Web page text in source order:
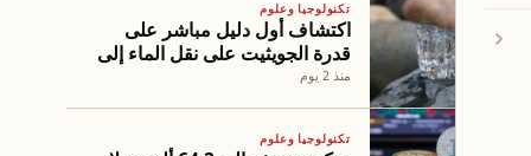
تكنولوجيا وعلوم
اكتشاف أول دليل مباشر على
قدرة الجويثيت على نقل الماء إلى
الغلاف الصخري السفلي
منذ 2 يوم
تكنولوجيا وعلوم